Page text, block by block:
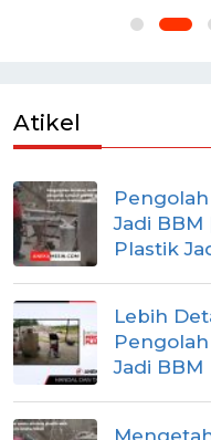
Atikel
Jadi
Plastik
Lebih
Jadi BBM